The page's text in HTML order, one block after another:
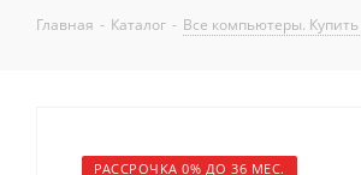
Главная - Каталог - Все компьютеры.
РАССРОЧКА 0% ДО 36 МЕС.